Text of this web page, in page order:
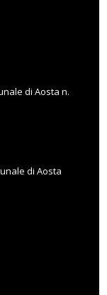
di Aosta n.
di Aosta